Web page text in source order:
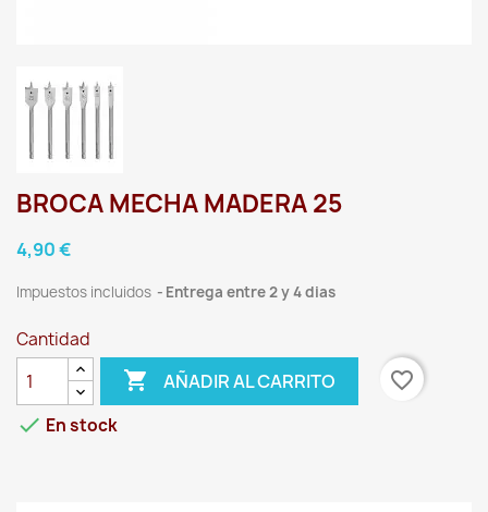
BROCA MECHA MADERA 25
4,90 €
Impuestos incluidos Entrega entre 2 y 4 dias
Cantidad
 AÑADIR AL CARRITO
favorite_border
 En stock